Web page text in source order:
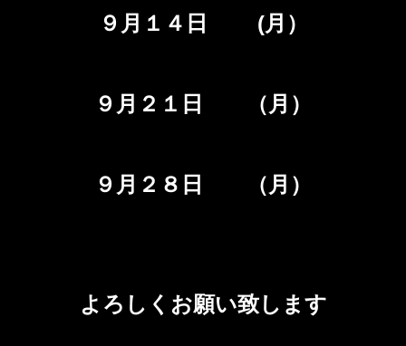
９月１４日 (月）
９月２１日 （月）
９月２８日 （月）
よろしくお願い致します